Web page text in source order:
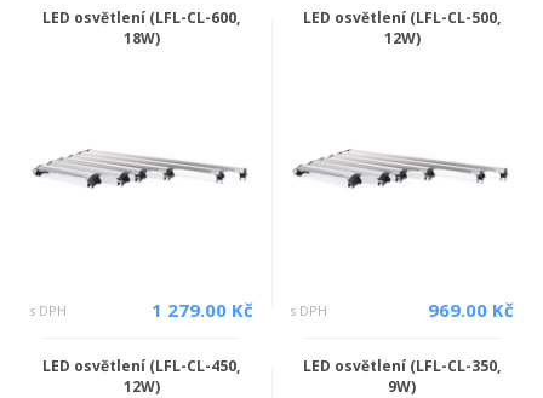
LED osvětlení (LFL-CL-600,
18W)
s DPH 1 279.00 Kč
LED osvětlení (LFL-CL-500,
12W)
s DPH 969.00 Kč
LED osvětlení (LFL-CL-450,
12W)
LED osvětlení (LFL-CL-350,
9W)